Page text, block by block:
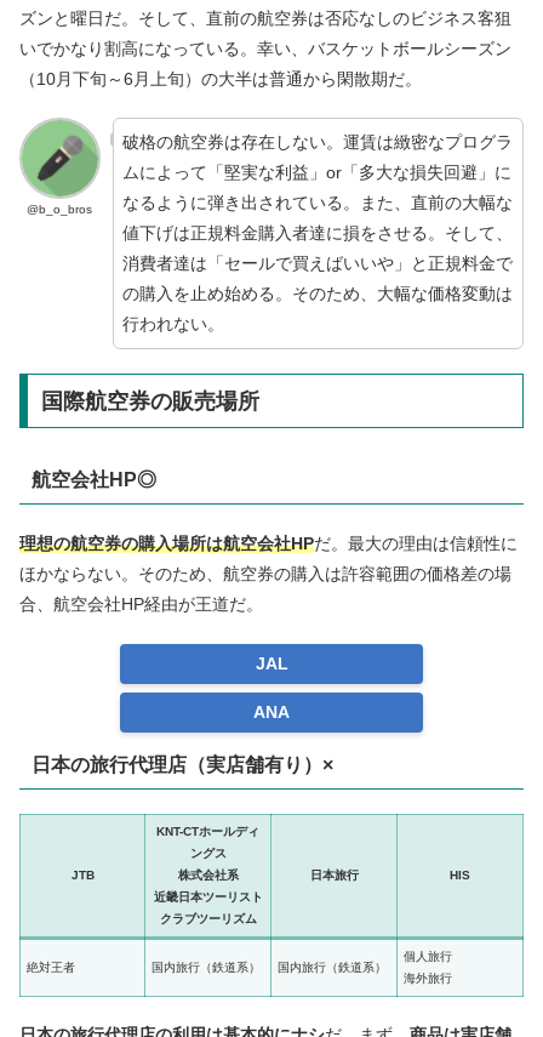
ズンと曜日だ。そして、直前の航空券は否応なしのビジネス客狙
いでかなり割高になっている。幸い、バスケットボールシーズン
（10月下旬～6月上旬）の大半は普通から閑散期だ。
@b_o_bros
破格の航空券は存在しない。運賃は緻密なプログラ
ムによって「堅実な利益」or「多大な損失回避」に
なるように弾き出されている。また、直前の大幅な
値下げは正規料金購入者達に損をさせる。そして、
消費者達は「セールで買えばいいや」と正規料金で
の購入を止め始める。そのため、大幅な価格変動は
行われない。
国際航空券の販売場所
航空会社HP◎
理想の航空券の購入場所は航空会社HPだ。最大の理由は信頼性に
ほかならない。そのため、航空券の購入は許容範囲の価格差の場
合、航空会社HP経由が王道だ。
JAL
ANA
日本の旅行代理店（実店舗有り）×
JTB
KNT-CTホールディ
ングス
株式会社系
近畿日本ツーリスト
クラブツーリズム
日本旅行 HIS
絶対王者 国内旅行（鉄道系） 国内旅行（鉄道系）
個人旅行
海外旅行